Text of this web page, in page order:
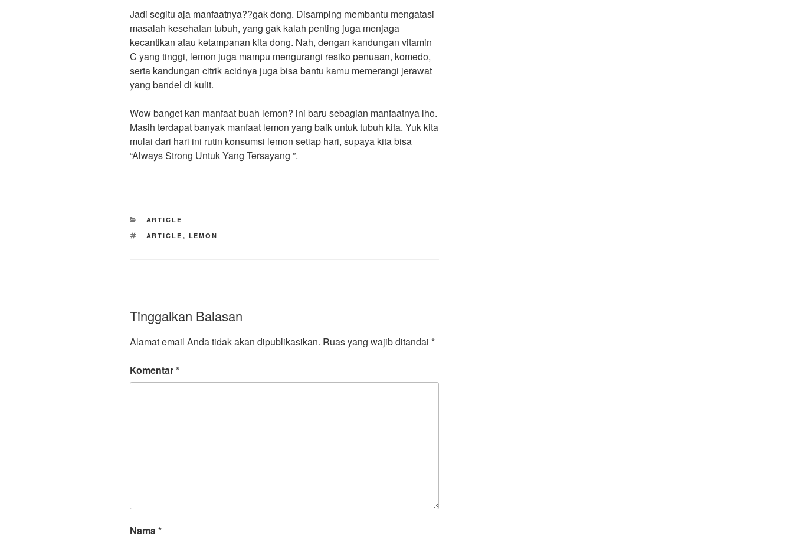
Jadi segitu aja manfaatnya??gak dong. Disamping membantu mengatasi
masalah kesehatan tubuh, yang gak kalah penting juga menjaga
kecantikan atau ketampanan kita dong. Nah, dengan kandungan vitamin
C yang tinggi, lemon juga mampu mengurangi resiko penuaan, komedo,
serta kandungan citrik acidnya juga bisa bantu kamu memerangi jerawat
yang bandel di kulit.
Wow banget kan manfaat buah lemon? ini baru sebagian manfaatnya lho.
Masih terdapat banyak manfaat lemon yang baik untuk tubuh kita. Yuk kita
mulai dari hari ini rutin konsumsi lemon setiap hari, supaya kita bisa
“Always Strong Untuk Yang Tersayang ”.
KATEGORI
ARTICLE
TAG
ARTICLE , LEMON
Tinggalkan Balasan
Alamat email Anda tidak akan dipublikasikan. Ruas yang wajib ditandai *
Komentar*
Nama*